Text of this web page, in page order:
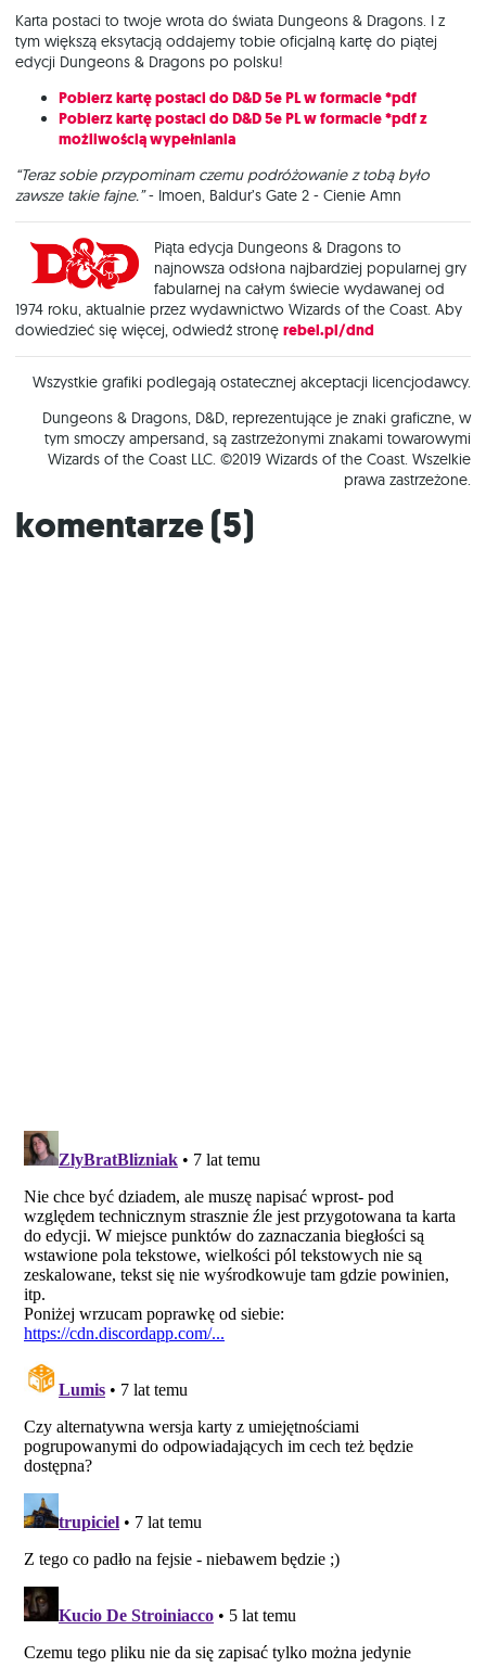
Karta postaci to twoje wrota do świata Dungeons & Dragons. I z
tym większą eksytacją oddajemy tobie oficjalną kartę do piątej
edycji Dungeons & Dragons po polsku!
Pobierz kartę postaci do D&D 5e PL w formacie *pdf
Pobierz kartę postaci do D&D 5e PL w formacie *pdf z
możliwością wypełniania
“Teraz sobie przypominam czemu podróżowanie z tobą było
zawsze takie fajne.”- Imoen, Baldur’s Gate 2 - Cienie Amn
Piąta edycja Dungeons & Dragons to
najnowsza odsłona najbardziej popularnej gry
fabularnej na całym świecie wydawanej od
1974 roku, aktualnie przez wydawnictwo Wizards of the Coast. Aby
dowiedzieć się więcej, odwiedź stronę rebel.pl/dnd
Wszystkie grafiki podlegają ostatecznej akceptacji licencjodawcy.
Dungeons & Dragons, D&D, reprezentujące je znaki graficzne, w
tym smoczy ampersand, są zastrzeżonymi znakami towarowymi
Wizards of the Coast LLC. ©2019 Wizards of the Coast. Wszelkie
prawa zastrzeżone.
Komentarze (5)